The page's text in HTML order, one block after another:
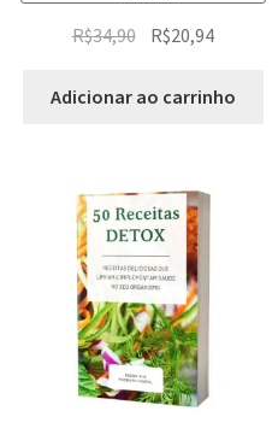
R$34,90 R$20,94
Adicionar ao carrinho